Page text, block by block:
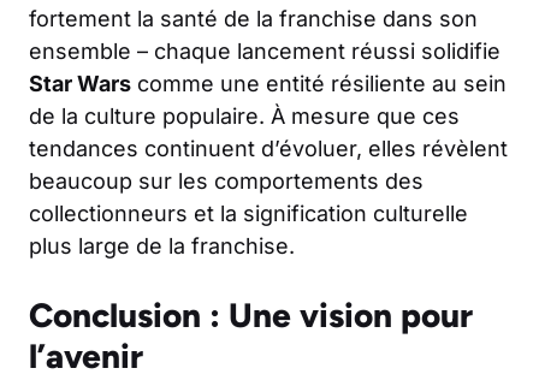
fortement la santé de la franchise dans son
ensemble – chaque lancement réussi solidifie
Star Wars comme une entité résiliente au sein
de la culture populaire. À mesure que ces
tendances continuent d’évoluer, elles révèlent
beaucoup sur les comportements des
collectionneurs et la signification culturelle
plus large de la franchise.
Conclusion : Une vision pour
l’avenir